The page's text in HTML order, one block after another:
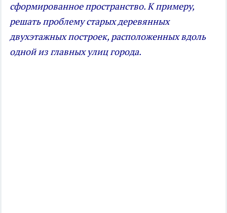
сформированное пространство. К примеру,
решать проблему старых деревянных
двухэтажных построек, расположенных вдоль
одной из главных улиц города.